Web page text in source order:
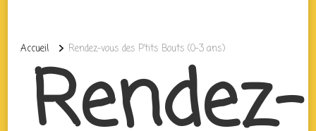
Accueil Rendez-vous des P’tits Bouts (0-3 ans)
Rendez-